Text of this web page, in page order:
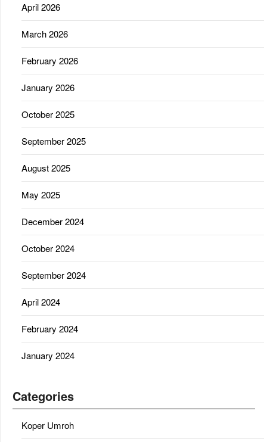
April 2026
March 2026
February 2026
January 2026
October 2025
September 2025
August 2025
May 2025
December 2024
October 2024
September 2024
April 2024
February 2024
January 2024
Categories
Koper Umroh